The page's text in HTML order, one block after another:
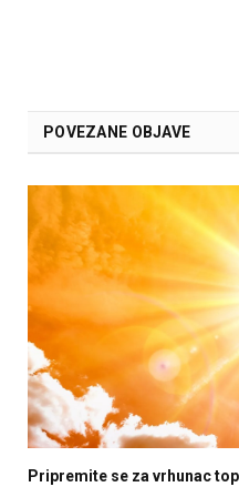
POVEZANE OBJAVE
Pripremite se za vrhunac